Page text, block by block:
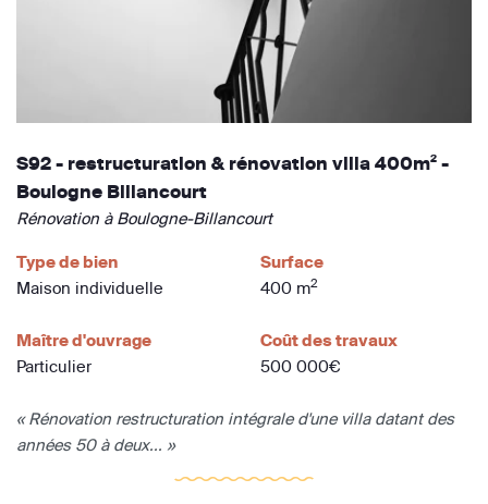
S92 - restructuration & rénovation villa 400m² -
Boulogne Billancourt
Rénovation à Boulogne-Billancourt
Type de bien
Maison individuelle
Surface
400 m2
Maître d'ouvrage
Particulier
Coût des travaux
500 000€
« Rénovation restructuration intégrale d'une villa datant des
années 50 à deux... »